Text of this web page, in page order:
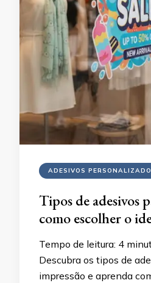
ADESIVOS
Tipos de adesivos
como escolher o
Tempo de leitura: 4
Descubra os tipos de
impressão e aprenda